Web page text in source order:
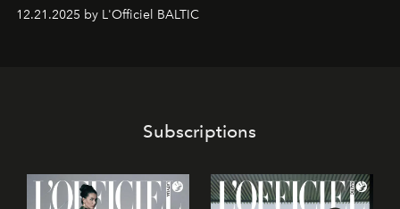
gan savā starpā, gan varētu pavadīt Tevi jebkuros dzīves
piedzīvojumos.
12.21.2025 by L'Officiel BALTIC
Subscriptions